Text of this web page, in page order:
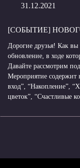
31.12.2021
[СОБЫТИЕ]
Дорогие друзья! Как
обновление, в ходе
Давайте рассмотрим
Мероприятие содержит
вход”, “Накопление”,
цветок”, “Счастливые